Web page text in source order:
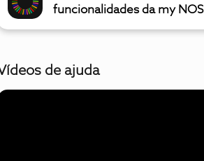
funcionalidades da my NOS
de ajuda